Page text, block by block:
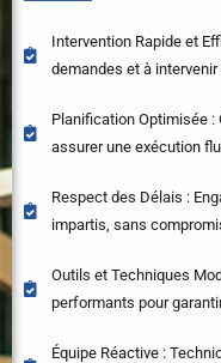
Intervention Rapide et
demandes et à
Planification Optimisée :
assurer une exécution
Respect des Délais :
impartis, sans
Outils et Techniques
performants pour
Équipe Réactive :